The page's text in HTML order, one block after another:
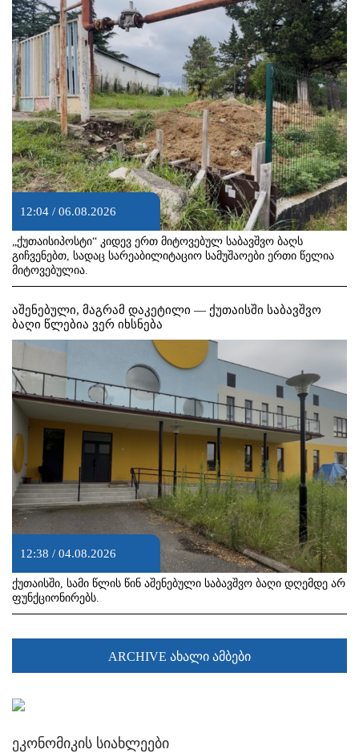
12:04 / 06.08.2026
„ქუთაისიპოსტი“ კიდევ ერთ მიტოვებულ საბავშვო ბაღს
გიჩვენებთ, სადაც სარეაბილიტაციო სამუშაოები ერთი წელია
მიტოვებულია.
აშენებული, მაგრამ დაკეტილი — ქუთაისში საბავშვო
ბაღი წლებია ვერ იხსნება
12:38 / 04.08.2026
ქუთაისში, სამი წლის წინ აშენებული საბავშვო ბაღი დღემდე არ
ფუნქციონირებს.
ARCHIVE ახალი ამბები
ეკონომიკის სიახლეები